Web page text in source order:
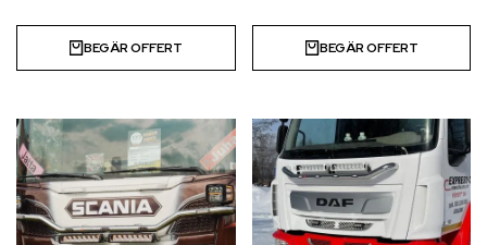
BEGÄR OFFERT BEGÄR OFFERT